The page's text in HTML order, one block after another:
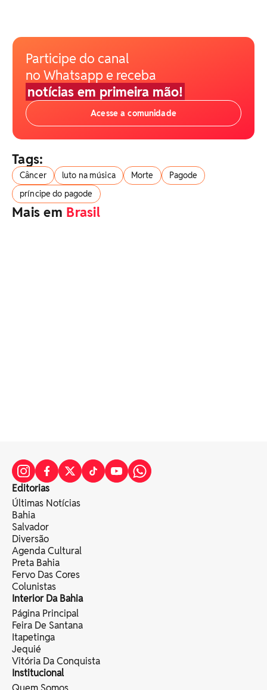
Participe do canal
no Whatsapp e receba
notícias em primeira mão!
Acesse a comunidade
Tags:
Câncer luto na música Morte
Pagode
príncipe do pagode
Mais em Brasil
Editorias
Últimas Notícias
Bahia
Salvador
Diversão
Agenda Cultural
Preta Bahia
Fervo Das Cores
Colunistas
Interior Da Bahia
Página Principal
Feira De Santana
Itapetinga
Jequié
Vitória Da Conquista
Institucional